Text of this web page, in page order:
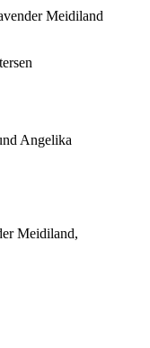
Meidiland
Angelika
Meidiland,